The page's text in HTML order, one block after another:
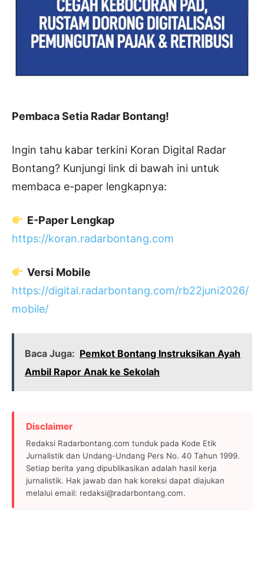
Pembaca Setia Radar Bontang!
Ingin tahu kabar terkini Koran Digital Radar
Bontang? Kunjungi link di bawah ini untuk
membaca e-paper lengkapnya:
E-Paper Lengkap
https://koran.radarbontang.com
Versi Mobile
https://digital.radarbontang.com/rb22juni2026/
mobile/
Baca Juga: Pemkot Bontang Instruksikan Ayah
Ambil Rapor Anak ke Sekolah
Disclaimer
Redaksi Radarbontang.com tunduk pada Kode Etik
Jurnalistik dan Undang-Undang Pers No. 40 Tahun 1999.
Setiap berita yang dipublikasikan adalah hasil kerja
jurnalistik. Hak jawab dan hak koreksi dapat diajukan
melalui email: redaksi@radarbontang.com.